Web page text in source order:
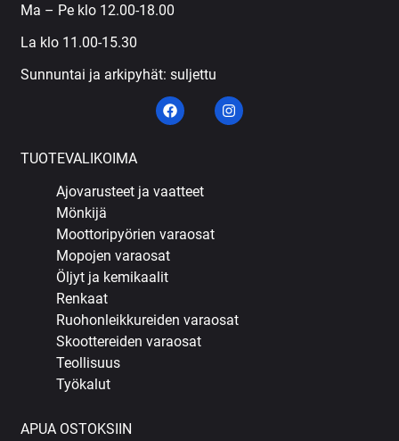
Ma – Pe klo 12.00-18.00
La klo 11.00-15.30
Sunnuntai ja arkipyhät: suljettu
TUOTEVALIKOIMA
Ajovarusteet ja vaatteet
Mönkijä
Moottoripyörien varaosat
Mopojen varaosat
Öljyt ja kemikaalit
Renkaat
Ruohonleikkureiden varaosat
Skoottereiden varaosat
Teollisuus
Työkalut
APUA OSTOKSIIN